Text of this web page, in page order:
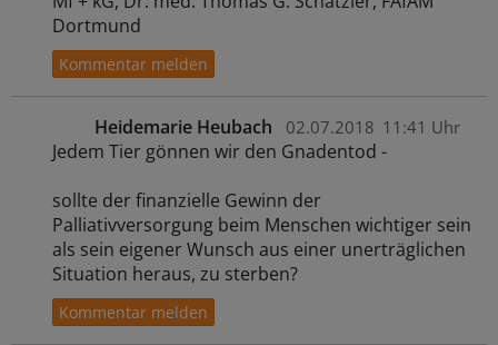
Dortmund
Heidemarie Heubach 02.07.2018 11:41 Uhr
Jedem Tier gönnen wir den Gnadentod -
sollte der finanzielle Gewinn der
Palliativversorgung beim Menschen wichtiger sein
als sein eigener Wunsch aus einer unerträglichen
Situation heraus, zu sterben?